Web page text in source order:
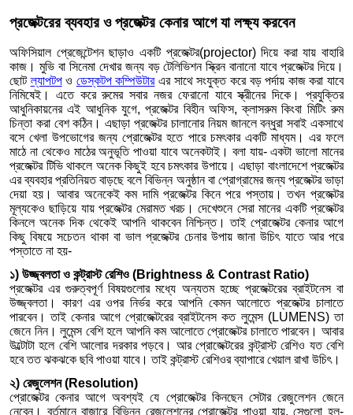
প্রজেক্টরের ব্যবহার ও প্রজেক্টর কেনার আগে যা লক্ষ্য করবেন
অফিসিয়াল প্রেজেন্টেশন ছাড়াও একটি প্রজেক্টর(projector) দিয়ে করা যায় বাহারি
কাজ। মুভি বা সিনেমা দেখার জন্য বড় টেলিভিশন স্ক্রিন বানানো যাবে প্রজেক্টর দিয়ে।
ছোটল্যাপটপও ডেস্কটপ কম্পিউটারএর সাথে সংযুক্ত করে বড় পর্দায় কাজ করা যাবে
নিমিষেই। এতে করে রুমের সবার নজর ফেরানো যাবে স্ক্রীনের দিকে। প্রযুক্তির
আধুনিকায়নের এই আধুনিক যুগে, প্রজেক্টর বিহীন অফিস, ক্লাসরুম কিংবা মিটিং রুম
চিন্তা করা বেশ কঠিন। এছাড়া প্রজেক্টর চালানোর নিয়ম জানলে বন্ধুরা সবাই একসাথে
বসে খেলা উপভোগের জন্য প্রোজেক্টর হতে পারে চমৎকার একটি মাধ্যম। এর ফলে
মাঠে না থেকেও মাঠের অনুভূতি পাওয়া যাবে অনেকটাই। বলা যায়- একটা ভালো মানের
প্রজেক্টর টিভি থাকলে অনেক কিছুই হবে চমৎকার উপায়ে। এছাড়া বাংলাদেশে প্রজেক্টর
এর ব্যবহার প্রতিনিয়ত বাড়ছে বলে বিভিন্ন অনুষ্ঠান বা প্রোগ্রামের জন্য প্রজেক্টর ভাড়া
দেয়া হয়। আবার অনেকেই কম দামি প্রজেক্টর কিনে পরে পস্তায়। তখন প্রজেক্টর
মূল্যকেও ছাড়িয়ে যায় প্রজেক্টর মেরামত খরচ। দেখেশুনে সেরা মানের একটি প্রজেক্টর
কিনলে অনেক দিক থেকেই আপনি থাকবেন নিশ্চিন্ত। তাই প্রোজেক্টর কেনার আগে
কিছু বিষয়ে সচেতন থাকা বা ভাল প্রজেক্টর চেনার উপায় জানা উচিৎ যাতে আর পরে
পস্তাতে না হয়-
১) উজ্জ্বলতা ও কন্ট্রাস্ট রেশিও (Brightness & Contrast Ratio)
প্রজেক্টর এর গুরুত্বপূর্ণ বিষয়গুলোর মধ্যে অন্যতম হচ্ছে প্রজেক্টরের ব্রাইটনেস বা
উজ্জ্বলতা। কারণ এর ওপর নির্ভর করে আপনি কেমন আলোতে প্রজেক্টর চালাতে
পারবেন। তাই কেনার আগে প্রোজেক্টরের ব্রাইটনেস কত লুমেন্স (LUMENS) তা
জেনে নিন। লুমেন্স বেশি হলে আপনি কম আলোতে প্রোজেক্টর চালাতে পারবেন। আবার
উল্টোটা হলে বেশি আলোর দরকার পড়বে। আর প্রোজেক্টরের কন্ট্রাস্ট রেশিও যত বেশি
হবে তত ঝকঝকে ছবি পাওয়া যাবে। তাই কন্ট্রাস্ট রেশিওর ব্যাপারে খেয়াল রাখা উচিৎ।
২) রেজুলেশন (Resolution)
প্রোজেক্টর কেনার আগে অবশ্যই যে প্রোজেক্টর কিনছেন সেটার রেজুলেশন জেনে
নেবেন। বর্তমানে বাজারে বিভিন্ন রেজুলেশনের প্রোজেক্টর পাওয়া যায়, সেগুলো হল-